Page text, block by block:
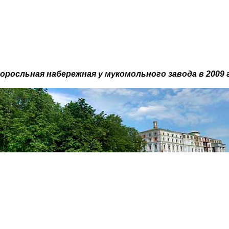
набережная у мукомольного завода в 2009